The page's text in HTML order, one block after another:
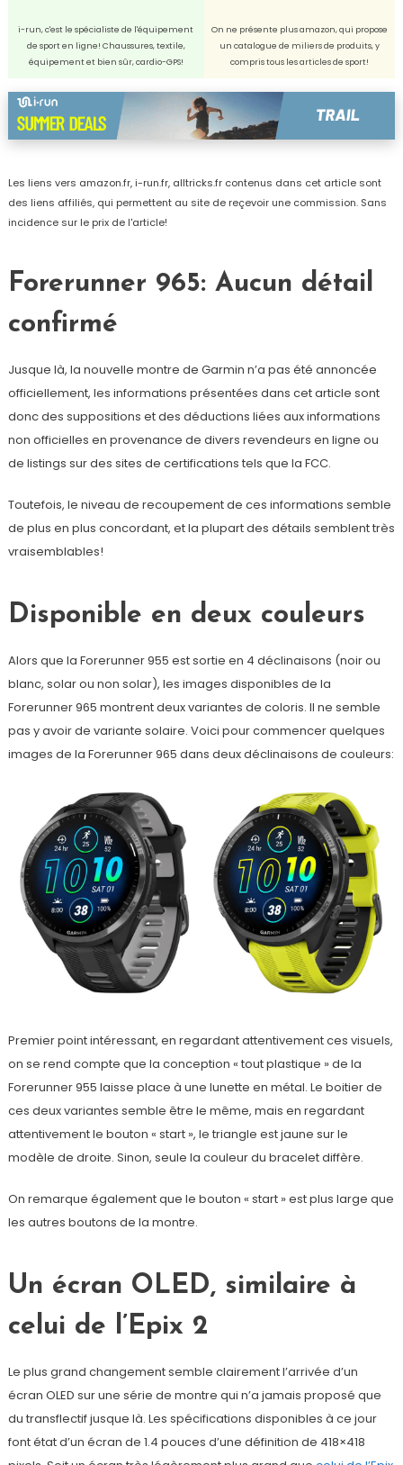
i-run, c'est le spécialiste de l'équipement
de sport en ligne! Chaussures, textile,
équipement et bien sûr, cardio-GPS!
On ne présente plus amazon, qui propose
un catalogue de miliers de produits, y
compris tous les articles de sport!
Les liens vers amazon.fr, i-run.fr, alltricks.fr contenus dans cet article sont
des liens affiliés, qui permettent au site de reçevoir une commission. Sans
incidence sur le prix de l'article!
Forerunner 965: Aucun détail
confirmé
Jusque là, la nouvelle montre de Garmin n’a pas été annoncée
officiellement, les informations présentées dans cet article sont
donc des suppositions et des déductions liées aux informations
non officielles en provenance de divers revendeurs en ligne ou
de listings sur des sites de certifications tels que la FCC.
Toutefois, le niveau de recoupement de ces informations semble
de plus en plus concordant, et la plupart des détails semblent très
vraisemblables!
Disponible en deux couleurs
Alors que la Forerunner 955 est sortie en 4 déclinaisons (noir ou
blanc, solar ou non solar), les images disponibles de la
Forerunner 965 montrent deux variantes de coloris. Il ne semble
pas y avoir de variante solaire. Voici pour commencer quelques
images de la Forerunner 965 dans deux déclinaisons de couleurs:
Premier point intéressant, en regardant attentivement ces visuels,
on se rend compte que la conception « tout plastique » de la
Forerunner 955 laisse place à une lunette en métal. Le boitier de
ces deux variantes semble être le même, mais en regardant
attentivement le bouton « start », le triangle est jaune sur le
modèle de droite. Sinon, seule la couleur du bracelet diffère.
On remarque également que le bouton « start » est plus large que
les autres boutons de la montre.
Un écran OLED, similaire à
celui de l’Epix 2
Le plus grand changement semble clairement l’arrivée d’un
écran OLED sur une série de montre qui n’a jamais proposé que
du transflectif jusque là. Les spécifications disponibles à ce jour
font état d’un écran de 1.4 pouces d’une définition de 418×418